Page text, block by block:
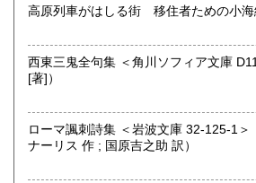
追分コロニーは「豊かな暮らし」をテ
屋」です。人が精神的に豊かな生活を
的「衣・食・住、アート、音楽、旅、
済、社会、哲学、政治」 等の幅広いテ
「日本の古本屋」で販売している古本
油や」で一部展示販売も春～秋にして
道造、加藤周一などのゆかりの土地柄で
高原列車がはしる街 移住者ための小海
西東三鬼全句集 ＜角川ソフィア文庫 D116-1＞ （
[著]）
ローマ諷刺詩集 ＜岩波文庫 32-125-1＞ （ペルシウス, ユウェ
ナーリス 作 ; 国原吉之助 訳）